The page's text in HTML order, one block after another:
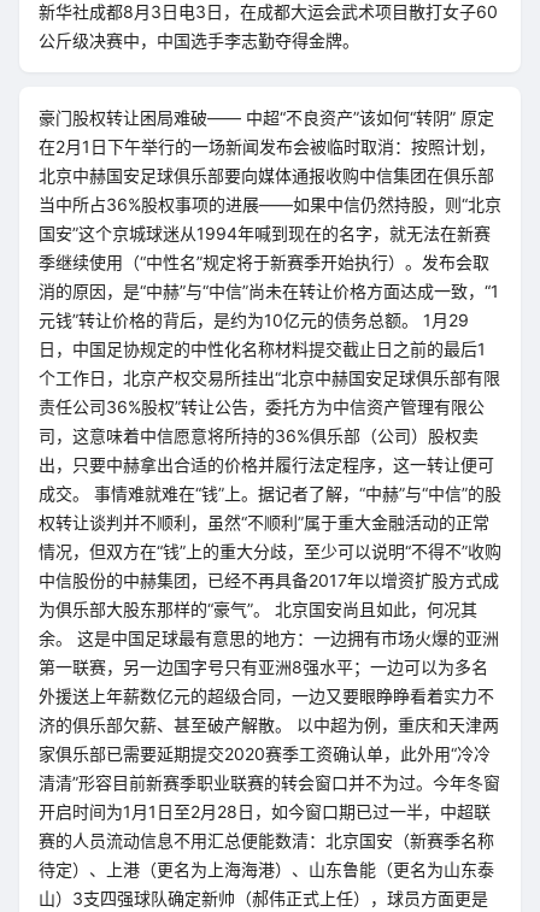
新华社成都8月3日电3日，在成都大运会武术项目散打女子60
公斤级决赛中，中国选手李志勤夺得金牌。
豪门股权转让困局难破—— 中超“不良资产”该如何“转阴” 原定
在2月1日下午举行的一场新闻发布会被临时取消：按照计划，
北京中赫国安足球俱乐部要向媒体通报收购中信集团在俱乐部
当中所占36%股权事项的进展——如果中信仍然持股，则“北京
国安”这个京城球迷从1994年喊到现在的名字，就无法在新赛
季继续使用（“中性名”规定将于新赛季开始执行）。发布会取
消的原因，是“中赫”与“中信”尚未在转让价格方面达成一致，“1
元钱”转让价格的背后，是约为10亿元的债务总额。 1月29
日，中国足协规定的中性化名称材料提交截止日之前的最后1
个工作日，北京产权交易所挂出“北京中赫国安足球俱乐部有限
责任公司36%股权”转让公告，委托方为中信资产管理有限公
司，这意味着中信愿意将所持的36%俱乐部（公司）股权卖
出，只要中赫拿出合适的价格并履行法定程序，这一转让便可
成交。 事情难就难在“钱”上。据记者了解，“中赫”与“中信”的股
权转让谈判并不顺利，虽然“不顺利”属于重大金融活动的正常
情况，但双方在“钱”上的重大分歧，至少可以说明“不得不”收购
中信股份的中赫集团，已经不再具备2017年以增资扩股方式成
为俱乐部大股东那样的“豪气”。 北京国安尚且如此，何况其
余。 这是中国足球最有意思的地方：一边拥有市场火爆的亚洲
第一联赛，另一边国字号只有亚洲8强水平；一边可以为多名
外援送上年薪数亿元的超级合同，一边又要眼睁睁看着实力不
济的俱乐部欠薪、甚至破产解散。 以中超为例，重庆和天津两
家俱乐部已需要延期提交2020赛季工资确认单，此外用“冷冷
清清”形容目前新赛季职业联赛的转会窗口并不为过。今年冬窗
开启时间为1月1日至2月28日，如今窗口期已过一半，中超联
赛的人员流动信息不用汇总便能数清：北京国安（新赛季名称
待定）、上港（更名为上海海港）、山东鲁能（更名为山东泰
山）3支四强球队确定新帅（郝伟正式上任），球员方面更是